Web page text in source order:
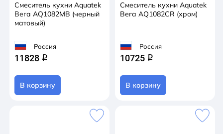
Смеситель кухни Aquatek
Вега AQ1082MB (черный
матовый)
Россия
11828 q
В корзину
Смеситель кухни Aquatek
Вега AQ1082CR (хром)
Россия
10725 q
В корзину